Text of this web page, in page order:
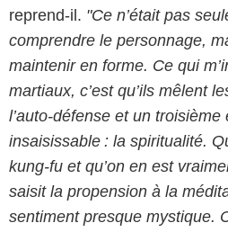
reprend-il. "Ce n’était pas
comprendre le personnage,
maintenir en forme. Ce qui
martiaux, c’est qu’ils mêlent
l’auto-défense et un troisième
insaisissable : la spiritualité.
kung-fu et qu’on en est
saisit la propension à la
sentiment presque mystique.